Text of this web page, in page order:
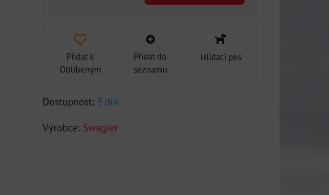
Přidat k
Oblíbeným
Přidat do
seznamu
Hlídací pes
Dostupnost: 3 dni
Výrobce: Swagier